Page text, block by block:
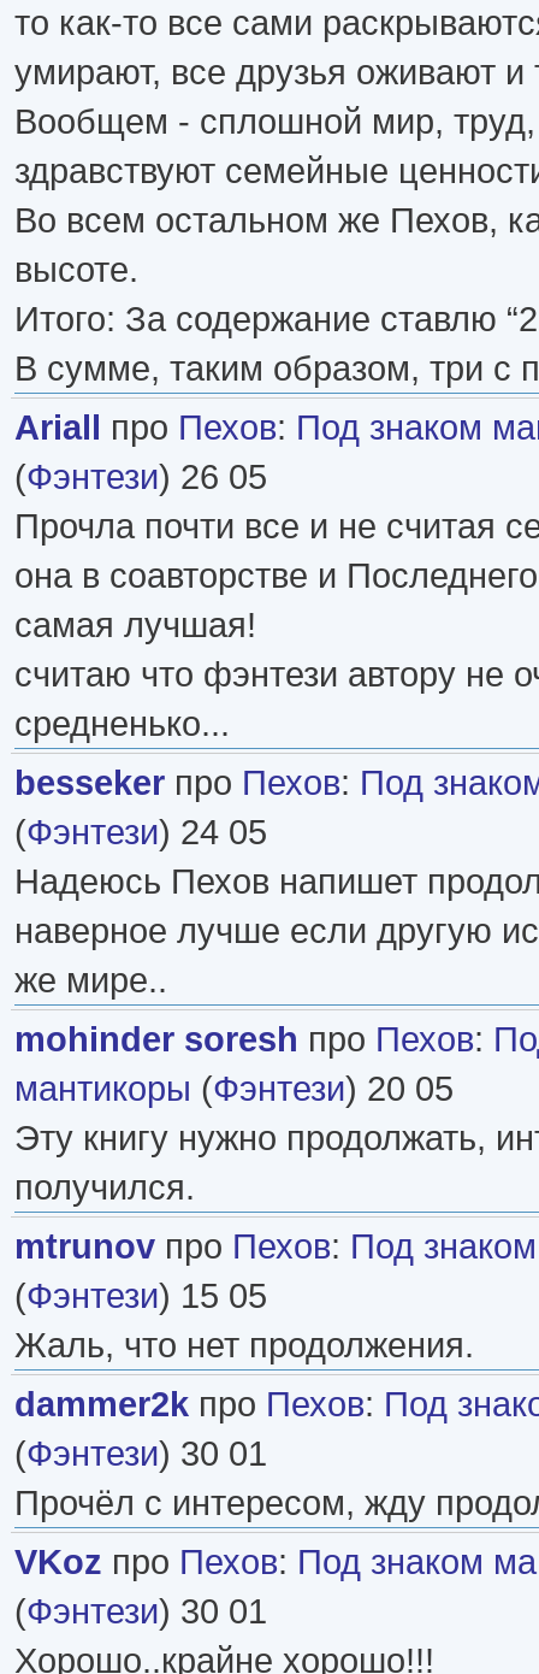
то как-то все сами
умирают, все друзья оживают и
Вообщем - сплошной мир,
здравствуют семейные
Во всем остальном же Пехов,
высоте.
Итого: За содержание ставлю
В сумме, таким образом, три с
Ariall про Пехов: Под знаком
(Фэнтези) 26 05
Прочла почти все и не считая
она в соавторстве и
самая лучшая!
считаю что фэнтези автору не
средненько...
besseker про Пехов: Под
(Фэнтези) 24 05
Надеюсь Пехов напишет
наверное лучше если другую
же мире..
mohinder soresh про Пехов:
мантикоры (Фэнтези) 20 05
Эту книгу нужно продолжать,
получился.
mtrunov про Пехов: Под
(Фэнтези) 15 05
Жаль, что нет продолжения.
dammer2k про Пехов: Под
(Фэнтези) 30 01
Прочёл с интересом, жду
VKoz про Пехов: Под знаком
(Фэнтези) 30 01
Хорошо..крайне хорошо!!!